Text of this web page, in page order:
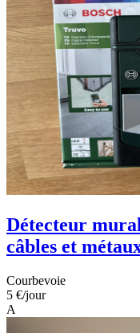
Détecteur
câbles et
Courbevoie
5 €/jour
A